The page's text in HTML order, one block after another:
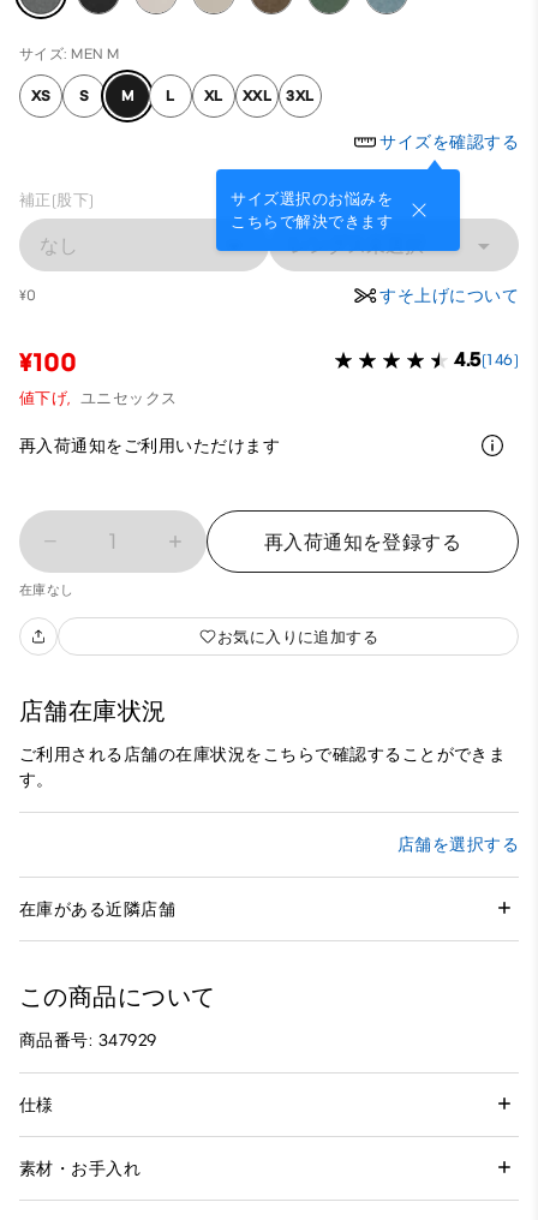
サイズ: MEN M
XS S M L XL XXL 3XL
サイズを確認する
サイズ選択のお悩みを
こちらで解決できます
補正(股下)
なし レングス未選択
¥0 すそ上げについて
¥100 4.5(146)
値下げ, ユニセックス
再入荷通知をご利用いただけます
1 再入荷通知を登録する
在庫なし
お気に入りに追加する
店舗在庫状況
ご利用される店舗の在庫状況をこちらで確認することができま
す。
店舗を選択する
在庫がある近隣店舗
この商品について
商品番号: 347929
仕様
素材・お手入れ